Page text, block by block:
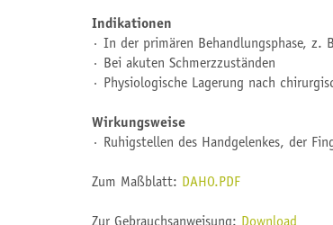
Indikationen
∙ In der primären Behandlungsphase, z.
∙ Bei akuten Schmerzzuständen
∙ Physiologische Lagerung nach
Wirkungsweise
∙ Ruhigstellen des Handgelenkes, der
Zum Maßblatt: DAHO.PDF